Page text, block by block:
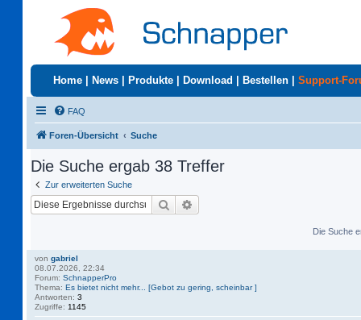
Home News Produkte Download Bestellen Support-
FAQ
Foren-Übersicht Suche
Die Suche ergab 38 Treffer
Zur erweiterten Suche
Suche
Die Suche
von gabriel
08.07.2026, 22:34
Forum: SchnapperPro
Thema: Es bietet nicht mehr... [Gebot zu gering, scheinbar ]
Antworten: 3
Zugriffe: 1145